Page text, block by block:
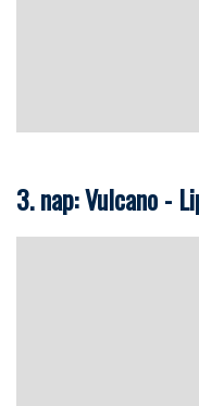
3. nap: Vulcano -